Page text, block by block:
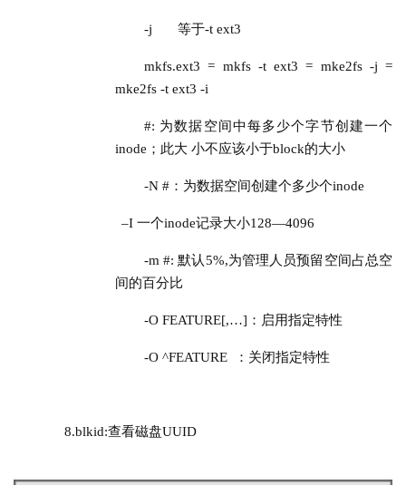
-j 等于-t ext3
mkfs.ext3 = mkfs -t ext3 = mke2fs -j =
mke2fs -t ext3 -i
#: 为数据空间中每多少个字节创建一个
inode；此大 小不应该小于block的大小
-N #：为数据空间创建个多少个inode
–I 一个inode记录大小128—4096
-m #: 默认5%,为管理人员预留空间占总空
间的百分比
-O FEATURE[,…]：启用指定特性
-O ^FEATURE  ：关闭指定特性
8.blkid:查看磁盘UUID